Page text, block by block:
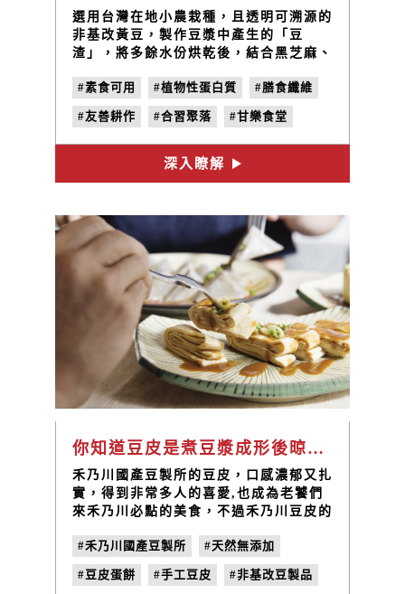
選用台灣在地小農栽種，且透明可溯源的
非基改黃豆，製作豆漿中產生的「豆
渣」，將多餘水份烘乾後，結合黑芝麻、
天然養生點心香香豆纖營養餅。
#素食可用 #植物性蛋白質 #膳食纖維
#友善耕作 #合習聚落 #甘樂食堂
#豆渣餅乾 #豆渣餅
深入瞭解
你知道豆皮是煮豆漿成形後晾乾製成的嗎？
禾乃川國產豆製所的豆皮，口感濃郁又扎
實，得到非常多人的喜愛,也成為老饕們
來禾乃川必點的美食，不過禾乃川豆皮的
和細心，我們堅持當日現做,在6個燒燙燙
的爐中倒入剛出爐的新鮮純濃豆漿，歷經
15分鐘等待，在細心撈起晾製，等待放
#禾乃川國產豆製所 #天然無添加
#豆皮蛋餅 #手工豆皮 #非基改豆製品